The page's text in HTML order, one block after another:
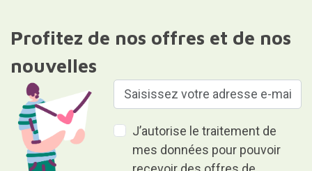
Profitez de nos offres et de nos
nouvelles
J’autorise le traitement de
mes données pour pouvoir